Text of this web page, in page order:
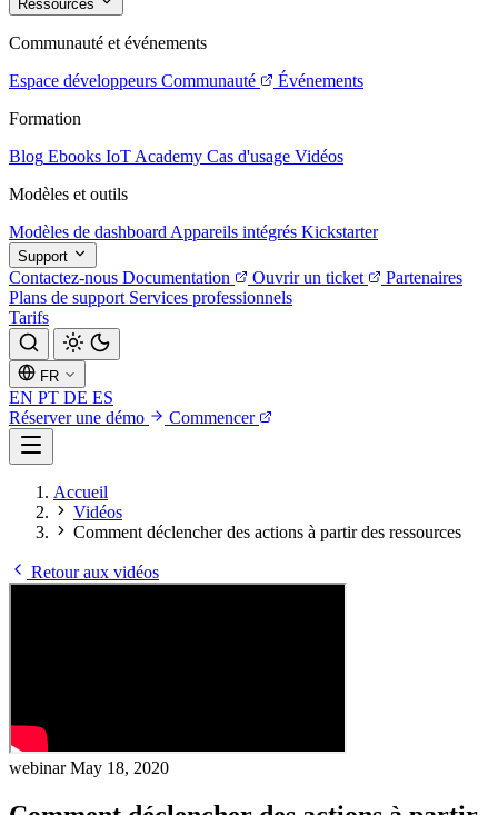
Ressources
Communauté et événements
Espace développeurs Communauté
Événements
Formation
Blog Ebooks IoT Academy Cas d'usage Vidéos
Modèles et outils
Modèles de dashboard Appareils intégrés Kickstarter
Support
Contactez-nous Documentation Ouvrir un ticket
Partenaires
Plans de support Services professionnels
Tarifs
FR
EN PT DE ES
Réserver une démo
Commencer
Accueil
Vidéos
Comment déclencher des actions à partir des ressources
Retour aux vidéos
webinarMay 18, 2020